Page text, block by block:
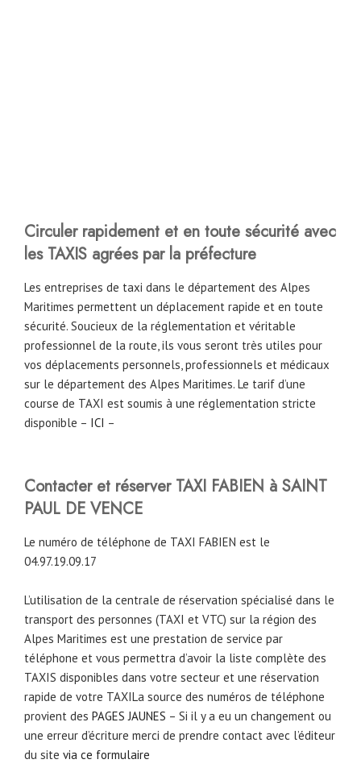
Circuler rapidement et en toute sécurité avec
les TAXIS agrées par la préfecture
Les entreprises de taxi dans le département des Alpes
Maritimes permettent un déplacement rapide et en toute
sécurité. Soucieux de la réglementation et véritable
professionnel de la route, ils vous seront très utiles pour
vos déplacements personnels, professionnels et médicaux
sur le département des Alpes Maritimes. Le tarif d’une
course de TAXI est soumis à une réglementation stricte
disponible – ICI –
Contacter et réserver TAXI FABIEN à SAINT
PAUL DE VENCE
Le numéro de téléphone de TAXI FABIEN est le
04.97.19.09.17
L’utilisation de la centrale de réservation spécialisé dans le
transport des personnes (TAXI et VTC) sur la région des
Alpes Maritimes est une prestation de service par
téléphone et vous permettra d’avoir la liste complète des
TAXIS disponibles dans votre secteur et une réservation
rapide de votre TAXILa source des numéros de téléphone
provient des PAGES JAUNES – Si il y a eu un changement ou
une erreur d’écriture merci de prendre contact avec l’éditeur
du site via ce formulaire